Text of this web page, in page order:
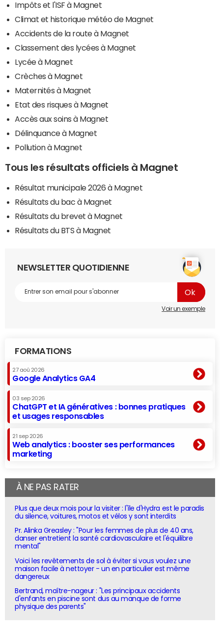
Impôts et l'ISF à Magnet
Climat et historique météo de Magnet
Accidents de la route à Magnet
Classement des lycées à Magnet
Lycée à Magnet
Crèches à Magnet
Maternités à Magnet
Etat des risques à Magnet
Accès aux soins à Magnet
Délinquance à Magnet
Pollution à Magnet
Tous les résultats officiels à Magnet
Résultat municipale 2026 à Magnet
Résultats du bac à Magnet
Résultats du brevet à Magnet
Résultats du BTS à Magnet
NEWSLETTER QUOTIDIENNE
Voir un exemple
FORMATIONS
27 aoû 2026
Google Analytics GA4
03 sep 2026
ChatGPT et IA génératives : bonnes pratiques
et usages responsables
21 sep 2026
Web analytics : booster ses performances
marketing
À NE PAS RATER
Plus que deux mois pour la visiter : l'île d'Hydra est le paradis
du silence, voitures, motos et vélos y sont interdits
Pr. Alinka Greasley : "Pour les femmes de plus de 40 ans,
danser entretient la santé cardiovasculaire et l'équilibre
mental"
Voici les revêtements de sol à éviter si vous voulez une
maison facile à nettoyer - un en particulier est même
dangereux
Bertrand, maître-nageur : "Les principaux accidents
d'enfants en piscine sont dus au manque de forme
physique des parents"